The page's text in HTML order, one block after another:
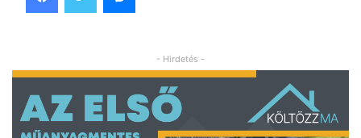
- Hirdetés -